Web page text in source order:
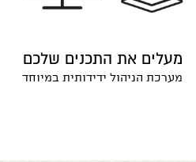
מעלים את התכנים שלכם
מערכת הניהול ידידותית במיוחד